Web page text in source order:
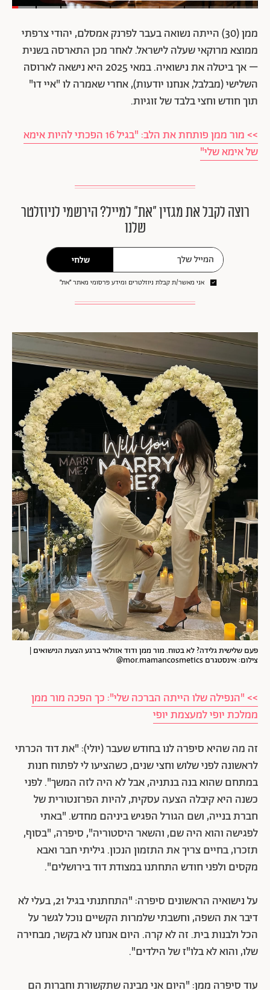
ממן (30) הייתה נשואה בעבר לפרנק אמסלם, יהודי צרפתי
ממוצא מרוקאי שעלה לישראל. לאחר מכן התארסה בשנית
– אך ביטלה את נישואיה. במאי 2025 היא נישאה לארוסה
השלישי (מבלבל, אנחנו יודעות), אחרי שאמרה לו "איי דו"
תוך חודש וחצי בלבד של זוגיות.
>> מור ממן פותחת את הלב: "בגיל 16 הפכתי להיות אימא
של אימא שלי"
רוצה לקבל את מגזין ״את״ למייל? הירשמי לניוזלטר
שלנו
שלחי
אני מאשר/ת קבלת ניוזלטרים ומידע פרסומי מאתר ״את״
פעם שלישית גלידה? לא בטוח. מור ממן ודוד אזולאי ברגע הצעת הנישואים |
צילום: אינסטגרם mor.mamancosmetics@
>> "הנפילה שלו הייתה הברכה שלי": כך הפכה מור ממן
ממלכת יופי למעצמת יופי
זה מה שהיא סיפרה לנו בחודש שעבר (יולי): "את דוד הכרתי
לראשונה לפני שלוש וחצי שנים, כשהציעו לי לפתוח חנות
במתחם שהוא בנה בנתניה, אבל לא היה לזה המשך". לפני
כשנה היא קיבלה הצעה עסקית, להיות הפרזנטורית של
חברת בנייה, ושם הגורל הפגיש ביניהם מחדש. "באתי
לפגישה והוא היה שם, והשאר היסטוריה", סיפרה, "בסוף,
תזכרו, בחיים צריך את התזמון הנכון. גיליתי חבר ואבא
מקסים ולפני חודש התחתנו במצודת דוד בירושלים".
על נישואיה הראשונים סיפרה: "התחתנתי בגיל 21, בעלי לא
דיבר את השפה, וחשבתי שלמרות הקשיים נוכל לגשר על
הכל ולבנות בית. זה לא קרה. היום אנחנו לא בקשר, מבחירה
שלו, והוא לא בלו"ז של הילדים".
עוד סיפרה ממן: "היום אני מבינה שתקשורת וחברות הם